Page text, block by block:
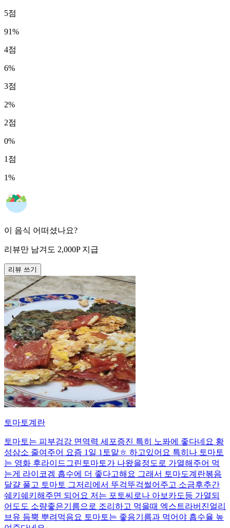
5점
91%
4점
6%
3점
2%
2점
0%
1 점
1%
이 음식 어떠셨나요?
리뷰만 남겨도 2,000P 지급
리뷰 쓰기
토마토계란
토마토는 피부검강 면역력 세포증진 특히 노퐈에 좋다네요 황
성삼소 줄여주어 요즘 1일 1토맡ㅎ 하고있어요 특히나 토마토
는 영화 후라이드그린토마토가 나왔을정도로 가열해주어 먹
는게 라이코겜 흡수에 더 좋다고해요 그래서 토마도계란볶음
달걀 풀고 토마토 그저리에서 뚜걱뚜걱썰어주고 소금후추간
쉐키쉐키해주면 되어요 저는 포토씨로나 아보카도등 가열되
어도도 소량좋은기름으로 조리하고 먹을때 엑스트라버진얼리
브유 듬뿍 뿌려먹음요 토마토는 좋음기름과 먹어야 흡수율 높